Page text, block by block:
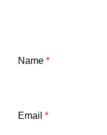
Name *
Email *